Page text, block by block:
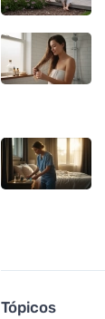
Tópicos